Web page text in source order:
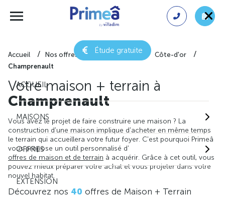
Étude gratuite
ACCUEIL
MAISONS
OFFRES
EXTENSION
Accueil Nos offres de maison + terrain
Côte-d'or
Champrenault
Votre maison + terrain à
Champrenault
Vous avez le projet de faire construire une maison ? La
construction d'une maison implique d'acheter en même temps
le terrain qui accueillera votre futur foyer. C'est pourquoi Primeâ
vous propose un outil personnalisé d'
offres de maison et de terrain à acquérir. Grâce à cet outil, vous
pouvez mieux préparer votre achat et vous projeter dans votre
nouvel habitat.
Découvrez nos 40 offres de Maison + Terrain